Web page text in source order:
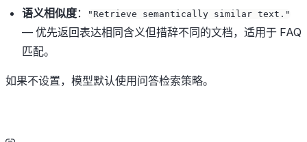
语义相似度： "Retrieve semantically similar text."
— 优先返回表达相同含义但措辞不同的文档，适用于 FAQ
匹配。
如果不设置，模型默认使用问答检索策略。